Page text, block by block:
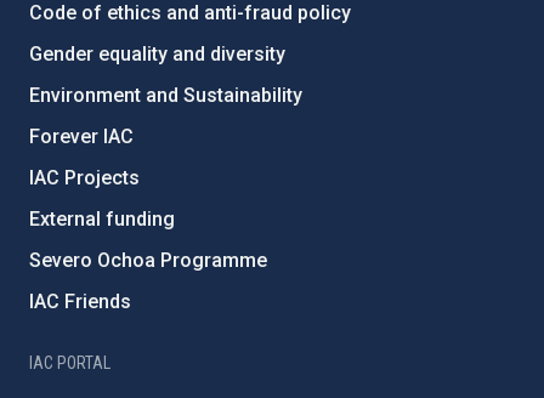
Code of ethics and anti-fraud policy
Gender equality and diversity
Environment and Sustainability
Forever IAC
IAC Projects
External funding
Severo Ochoa Programme
IAC Friends
IAC PORTAL